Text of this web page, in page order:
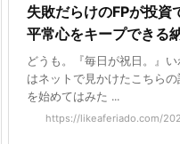
失敗だらけのFPが投資
平常心をキープできる
どうも。『毎日が祝日。』
はネットで見かけたこちら
を始めてはみた ...
https://likeaferiado.com/